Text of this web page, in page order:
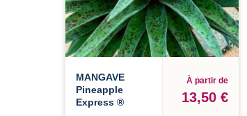
MANGAVE
Pineapple
Express ®
À partir de
13,50 €